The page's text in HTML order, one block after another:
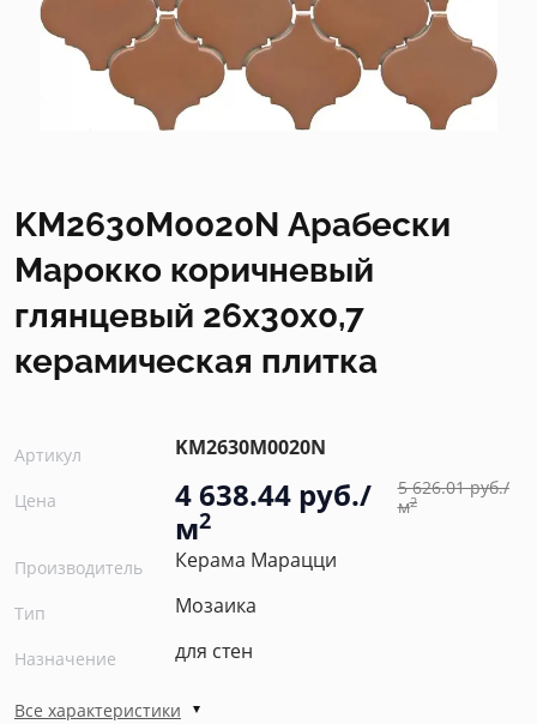
KM2630M0020N Арабески
Марокко коричневый
глянцевый 26x30x0,7
керамическая плитка
Артикул KM2630M0020N
Цена
4 638.44 руб./
м2
5 626.01 руб./
м2
Производитель Керама Марацци
Тип Мозаика
Назначение для стен
Все характеристики